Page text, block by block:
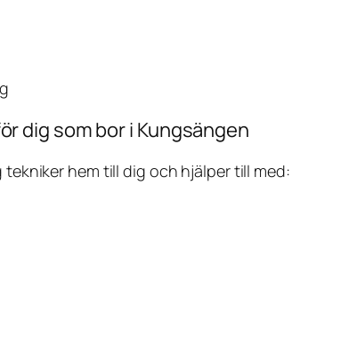
dig som bor i Kungsängen
hem till dig och hjälper till med: